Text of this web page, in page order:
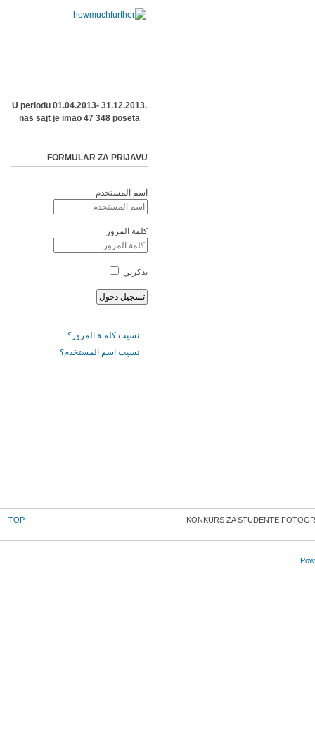
U periodu 01.04.2013- 31.12.2013.
nas sajt je imao 47 348 poseta
FORMULAR ZA PRIJAVU
اسم المستخدم
كلمة المرور
تذكرني
نسيت كلمـة المرور؟
نسيت اسم المستخدم؟
KONKURS ZA STUDENTE
TOP